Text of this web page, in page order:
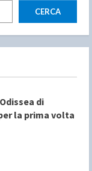
CERCA
di
la prima volta